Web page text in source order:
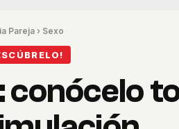
Pareja › Sexo
conócelo